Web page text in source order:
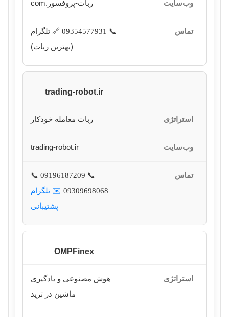
ربات-پروفسور.com
📞 09354577931
🔗 تلگرام
(بهترین ربات)
trading-robot.ir
ربات معامله خودکار
trading-robot.ir
📞 09196187209
📞
09309698068 ✉️ تلگرام
پشتیبانی
OMPFinex
هوش مصنوعی و یادگیری
ماشین در ترید